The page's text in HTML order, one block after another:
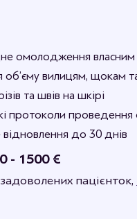
омолодження
об’єму вилицям, щокам
та швів на шкірі
протоколи проведення
до 30 днів
- 1500 €
пацієнток,